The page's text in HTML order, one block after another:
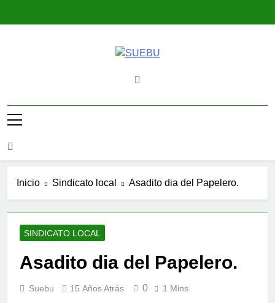
SUEBU
Inicio Sindicato local Asadito dia del Papelero.
SINDICATO LOCAL
Asadito dia del Papelero.
Suebu 15 Años Atrás 0 1 Mins